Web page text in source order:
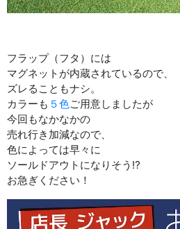
フラップ（フタ）には
マグネットが内蔵されているので、
ズレることもナシ。
カラーも ５色ご用意しましたが
今回もなかなかの
売れ行き加減なので、
色によっては早々に
ソールドアウトになりそう⁉︎
お急ぎください！